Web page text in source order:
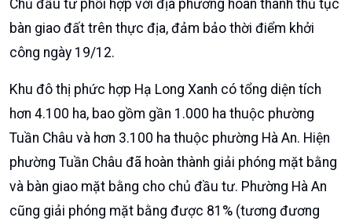
một trong những dự án đô thị lớn nhất cả nước, có ý
nghĩa quan trọng với sự phát triển kinh tế - xã hội của
tỉnh. Thời gian qua, tỉnh đã tháo gỡ vướng mắc về điều
chỉnh quy hoạch, đảm bảo nguồn đất đắp.
Ông Thắng yêu cầu các đơn vị và phường Hà An hoàn
thiện giải phóng mặt bằng trong thời gian sớm nhất.
Chủ đầu tư phối hợp với địa phương hoàn thành thủ tục
bàn giao đất trên thực địa, đảm bảo thời điểm khởi